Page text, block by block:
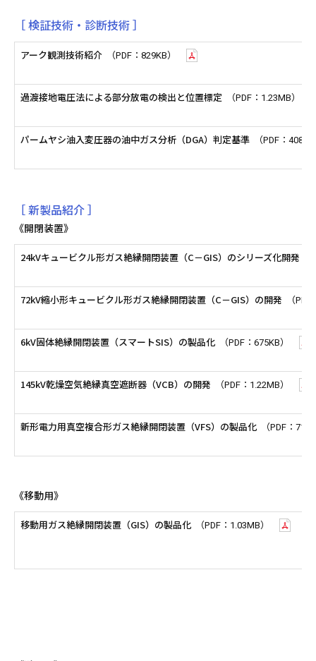
［ 検証技術・診断技術 ］
アーク観測技術紹介 （PDF：829KB）
過渡接地電圧法による部分放電の検出と位置標定 （PDF：1.23MB）
パームヤシ油入変圧器の油中ガス分析（DGA）判定基準 （PDF：
［ 新製品紹介 ］
《開閉装置》
24kVキュービクル形ガス絶縁開閉装置（C－GIS）のシリーズ化開発
72kV縮小形キュービクル形ガス絶縁開閉装置（C－GIS）の開発 （
6kV固体絶縁開閉装置（スマートSIS）の製品化 （PDF：675KB）
145kV乾燥空気絶縁真空遮断器（VCB）の開発 （PDF：1.22MB）
新形電力用真空複合形ガス絶縁開閉装置（VFS）の製品化 （PDF：
《移動用》
移動用ガス絶縁開閉装置（GIS）の製品化 （PDF：1.03MB）